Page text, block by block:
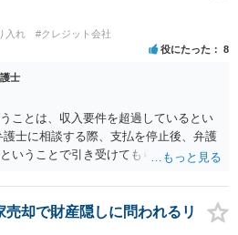
入れ #クレジット会社
役にたった 8
士
ことは、収入要件を超過しているとい
士に相談する際、支払を停止後、弁護
いうことで引き受けてもらえないか確
のでお勧めできませんが あとは、相談
ので、私からのアドバイスは一旦これ
。
却で財産隠しに問われるリ